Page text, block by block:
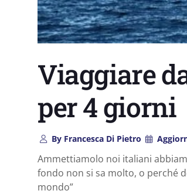
Viaggiare
per 4 giorni
ByFrancesca Di Pietro
Ammettiamolo noi italiani
fondo non si sa molto, o perché
mondo”